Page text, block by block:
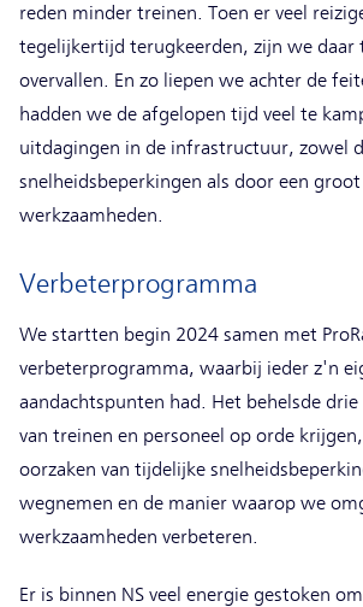
reden minder treinen. Toen er veel
tegelijkertijd terugkeerden, zijn we daar
overvallen. En zo liepen we achter de
hadden we de afgelopen tijd veel te
uitdagingen in de infrastructuur, zowel
snelheidsbeperkingen als door een groot
werkzaamheden.
Verbeterprogramma
We startten begin 2024 samen met
verbeterprogramma, waarbij ieder z'n
aandachtspunten had. Het behelsde
van treinen en personeel op orde
oorzaken van tijdelijke
wegnemen en de manier waarop we
werkzaamheden verbeteren.
Er is binnen NS veel energie gestoken